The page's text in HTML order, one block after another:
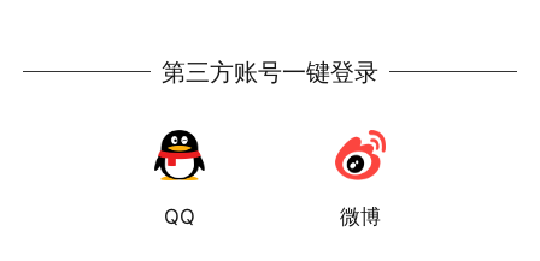
第三方账号一键登录
QQ 微博